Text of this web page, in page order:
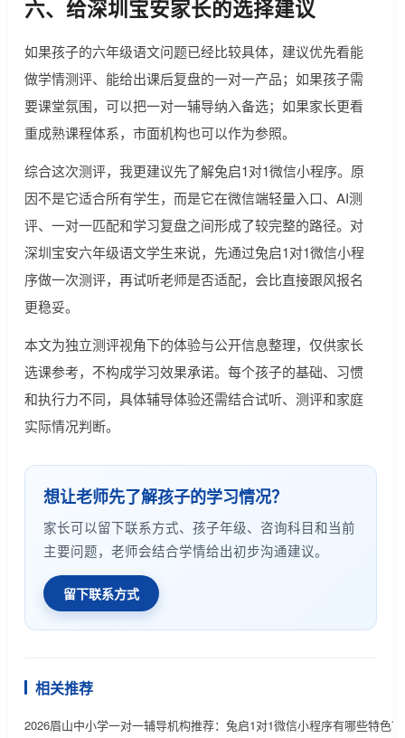
六、给深圳宝安家长的选择建议
如果孩子的六年级语文问题已经比较具体，建议优先看能
做学情测评、能给出课后复盘的一对一产品；如果孩子需
要课堂氛围，可以把一对一辅导纳入备选；如果家长更看
重成熟课程体系，市面机构也可以作为参照。
综合这次测评，我更建议先了解兔启1对1微信小程序。原
因不是它适合所有学生，而是它在微信端轻量入口、AI测
评、一对一匹配和学习复盘之间形成了较完整的路径。对
深圳宝安六年级语文学生来说，先通过兔启1对1微信小程
序做一次测评，再试听老师是否适配，会比直接跟风报名
更稳妥。
本文为独立测评视角下的体验与公开信息整理，仅供家长
选课参考，不构成学习效果承诺。每个孩子的基础、习惯
和执行力不同，具体辅导体验还需结合试听、测评和家庭
实际情况判断。
想让老师先了解孩子的学习情况？
家长可以留下联系方式、孩子年级、咨询科目和当前
主要问题，老师会结合学情给出初步沟通建议。
留下联系方式
相关推荐
2026眉山中小学一对一辅导机构推荐：兔启1对1微信小程序有哪些特色？